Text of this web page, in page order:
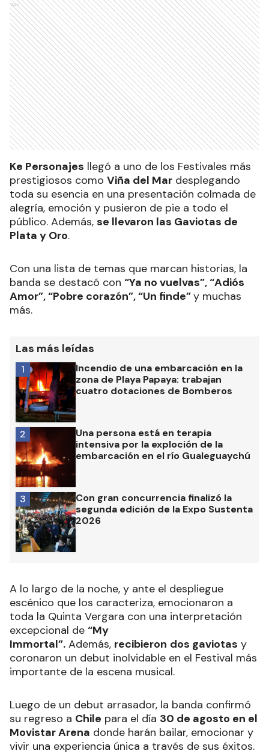
Ads
Ke Personajes llegó a uno de los Festivales más
prestigiosos como Viña del Mar desplegando
toda su esencia en una presentación colmada de
alegría, emoción y pusieron de pie a todo el
público. Además, se llevaron las Gaviotas de
Plata y Oro.
Con una lista de temas que marcan historias, la
banda se destacó con “Ya no vuelvas”, “Adiós
Amor”, “Pobre corazón”, “Un finde”y muchas
más.
Las más leídas
Incendio de una embarcación en la
zona de Playa Papaya: trabajan
cuatro dotaciones de Bomberos
1
Una persona está en terapia
intensiva por la exploción de la
embarcación en el río Gualeguaychú
2
Con gran concurrencia finalizó la
segunda edición de la Expo Sustenta
2026
3
A lo largo de la noche, y ante el despliegue
escénico que los caracteriza, emocionaron a
toda la Quinta Vergara con una interpretación
excepcional de “My
Immortal”. Además, recibieron dos gaviotas y
coronaron un debut inolvidable en el Festival más
importante de la escena musical.
Luego de un debut arrasador, la banda confirmó
su regreso a Chile para el día 30 de agosto en el
Movistar Arena donde harán bailar, emocionar y
vivir una experiencia única a través de sus éxitos.